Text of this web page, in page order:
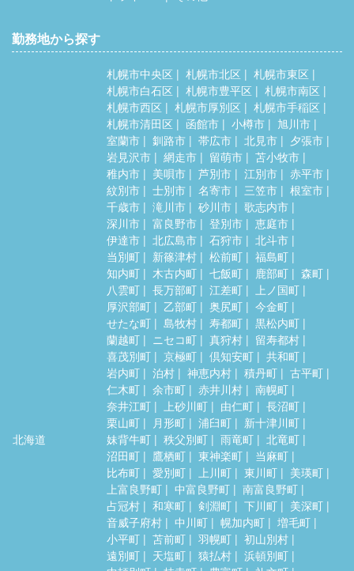
勤務地から探す
北海道
札幌市中央区 札幌市北区
札幌市東区
札幌市白石区
札幌市豊平区
札幌市南区
札幌市西区
札幌市厚別区
札幌市手稲区
札幌市清田区
函館市 小樽市
旭川市
室蘭市
釧路市 帯広市 北見市
夕張市
岩見沢市
網走市 留萌市
苫小牧市
稚内市
美唄市 芦別市 江別市
赤平市
紋別市
士別市 名寄市 三笠市
根室市
千歳市
滝川市 砂川市
歌志内市
深川市
富良野市 登別市
恵庭市
伊達市
北広島市 石狩市
北斗市
当別町
新篠津村 松前町
福島町
知内町
木古内町 七飯町 鹿部町
森町
八雲町
長万部町 江差町
上ノ国町
厚沢部町
乙部町 奥尻町
今金町
せたな町
島牧村 寿都町
黒松内町
蘭越町
ニセコ町 真狩村
留寿都村
喜茂別町
京極町 倶知安町
共和町
岩内町
泊村 神恵内村 積丹町
古平町
仁木町
余市町 赤井川村
南幌町
奈井江町
上砂川町 由仁町
長沼町
栗山町
月形町 浦臼町
新十津川町
妹背牛町
秩父別町 雨竜町
北竜町
沼田町
鷹栖町 東神楽町
当麻町
比布町
愛別町 上川町 東川町
美瑛町
上富良野町
中富良野町
南富良野町
占冠村
和寒町 剣淵町 下川町
美深町
音威子府村
中川町 幌加内町
増毛町
小平町
苫前町 羽幌町
初山別村
遠別町
天塩町 猿払村
浜頓別町